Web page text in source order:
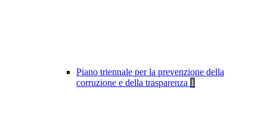
Piano triennale per la prevenzione della
corruzione e della trasparenza 1